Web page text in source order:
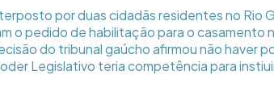
por duas cidadãs residentes no Rio
o pedido de habilitação para o casamento
do tribunal gaúcho afirmou não haver
Legislativo teria competência para